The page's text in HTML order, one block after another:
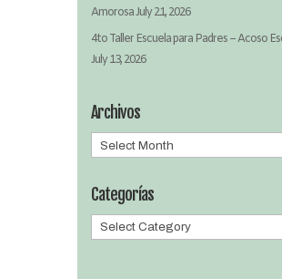
AmorosaJuly 21, 2026
4to Taller Escuela para Padres – Acoso
July 13, 2026
Archivos
Archivos
Categorías
Categorías